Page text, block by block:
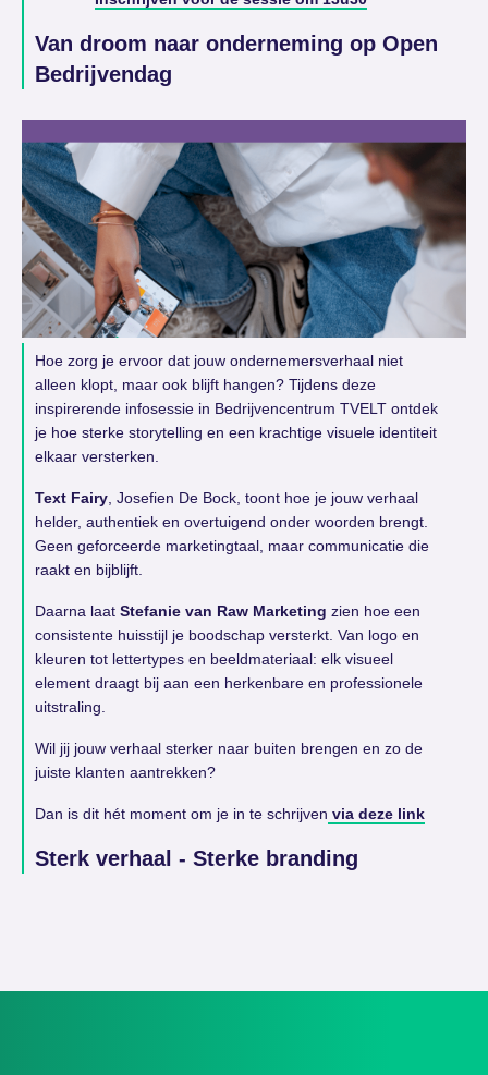
Van droom naar onderneming op Open
Bedrijvendag
Hoe zorg je ervoor dat jouw ondernemersverhaal niet
alleen klopt, maar ook blijft hangen? Tijdens deze
inspirerende infosessie in Bedrijvencentrum TVELT ontdek
je hoe sterke storytelling en een krachtige visuele identiteit
elkaar versterken.
Text Fairy , Josefien De Bock, toont hoe je jouw verhaal
helder, authentiek en overtuigend onder woorden brengt.
Geen geforceerde marketingtaal, maar communicatie die
raakt en bijblijft.
Daarna laat Stefanie van Raw Marketing zien hoe een
consistente huisstijl je boodschap versterkt. Van logo en
kleuren tot lettertypes en beeldmateriaal: elk visueel
element draagt bij aan een herkenbare en professionele
uitstraling.
Wil jij jouw verhaal sterker naar buiten brengen en zo de
juiste klanten aantrekken?
Dan is dit hét moment om je in te schrijven via deze link
Sterk verhaal - Sterke branding